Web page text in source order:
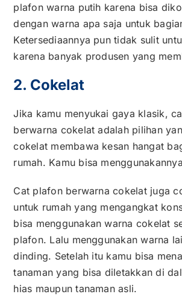
plafon warna putih karena bisa
dengan warna apa saja untuk
Ketersediaannya pun tidak sulit
karena banyak produsen yang
2. Cokelat
Jika kamu menyukai gaya klasik,
berwarna cokelat adalah pilihan
cokelat membawa kesan hangat
rumah. Kamu bisa
Cat plafon berwarna cokelat juga
untuk rumah yang mengangkat
bisa menggunakan warna cokelat
plafon. Lalu menggunakan warna
dinding. Setelah itu kamu bisa
tanaman yang bisa diletakkan di
hias maupun tanaman asli.